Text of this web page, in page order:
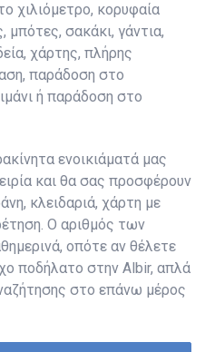
χιλιόμετρο, κορυφαία
μπότες, σακάκι, γάντια,
χάρτης, πλήρης
παράδοση στο
ή παράδοση στο
ενοικιάματά μας
και θα σας προσφέρουν
κλειδαριά, χάρτη με
Ο αριθμός των
οπότε αν θέλετε
ποδήλατο στην Albir, απλά
στο επάνω μέρος